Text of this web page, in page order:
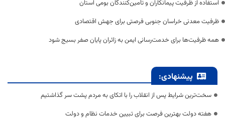
استفاده از ظرفیت پیمانکاران و تأمین‌کنندگان بومی استان
ظرفیت معدنی خراسان جنوبی فرصتی برای جهش اقتصادی
همه ظرفیت‌ها برای خدمت‌رسانی ایمن به زائران پایان صفر بسیج شود
پیشنهادی:
سخت‌ترین شرایط پس از انقلاب را با اتکای به مردم پشت سر گذاشتیم
هفته دولت بهترین فرصت برای تبیین خدمات نظام و دولت